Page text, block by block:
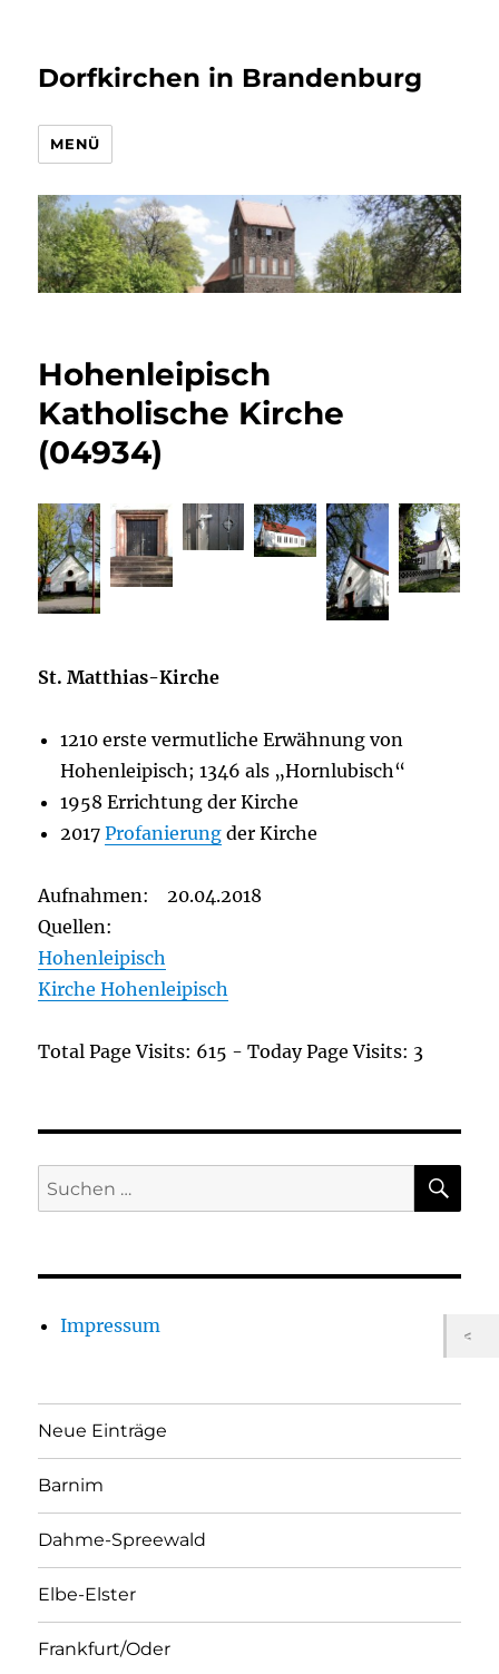
Dorfkirchen in Brandenburg
MENÜ
Hohenleipisch
Katholische Kirche
(04934)
St. Matthias-Kirche
1210 erste vermutliche Erwähnung von
Hohenleipisch; 1346 als „Hornlubisch“
1958 Errichtung der Kirche
2017Profanierung der Kirche
Aufnahmen: 20.04.2018
Quellen:
Hohenleipisch
Kirche Hohenleipisch
Total Page Visits: 615 - Today Page Visits: 3
Suchen
nach:
Impressum
Neue Einträge
Barnim
Dahme-Spreewald
Elbe-Elster
Frankfurt/Oder